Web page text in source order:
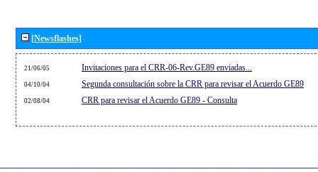
[Newsflashes]
21/06/05 Invitaciones para el CRR-06-Rev.GE89 enviadas...
04/10/04 Segunda consultación sobre la CRR para revisar el Acuerdo GE89
02/08/04 CRR para revisar el Acuerdo GE89 - Consulta